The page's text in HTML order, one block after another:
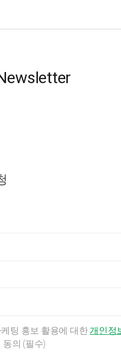
팅 홍보 활용에 대한개인정
동의 (필수)